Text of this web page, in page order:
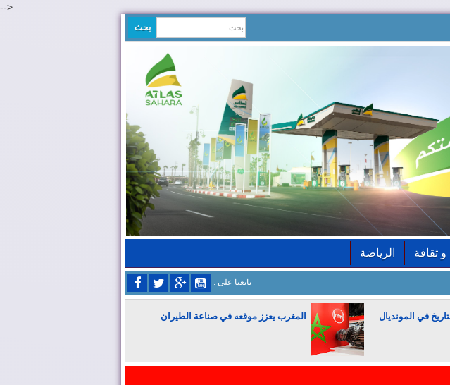
-->
ثقافة الرياضة
: تابعنا على
في المونديال المغرب يعزز موقعه في صناعة الطيران